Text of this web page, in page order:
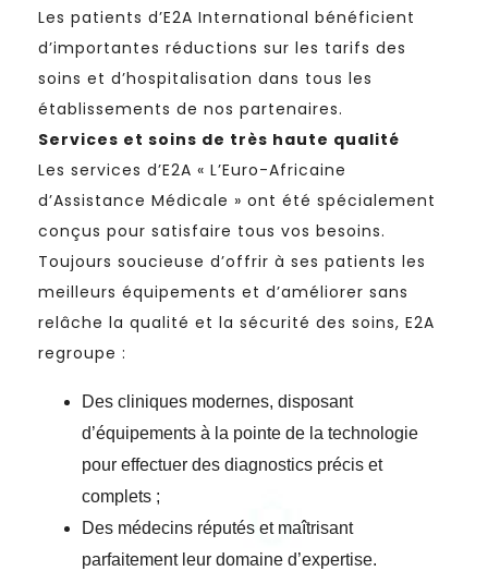
Les patients d’E2A International bénéficient
d’importantes réductions sur les tarifs des
soins et d’hospitalisation dans tous les
établissements de nos partenaires.
Services et soins de très haute qualité
Les services d’E2A « L’Euro-Africaine
d’Assistance Médicale » ont été spécialement
conçus pour satisfaire tous vos besoins.
Toujours soucieuse d’offrir à ses patients les
meilleurs équipements et d’améliorer sans
relâche la qualité et la sécurité des soins, E2A
regroupe :
Des cliniques modernes, disposant
d’équipements à la pointe de la technologie
pour effectuer des diagnostics précis et
complets ;
Des médecins réputés et maîtrisant
parfaitement leur domaine d’expertise.